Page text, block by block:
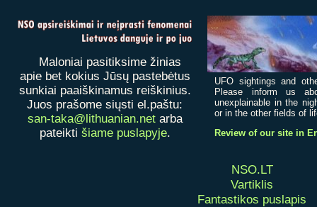
Maloniai pasitiksime žinias
apie bet kokius Jūsų pastebėtus
sunkiai paaiškinamus reiškinius.
Juos prašome siųsti el.paštu:
san-taka@lithuanian.netarba
pateikti šiame puslapyje.
UFO sightings and
Please inform us
unexplainable in the
or in the other fields of
Review of our site in
NSO.LT
Vartiklis
Fantastikos puslapis